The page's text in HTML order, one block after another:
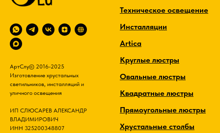
АртСлу© 2016-2025
Изготовление хрустальных
светильников, инсталляций и
уличного освещения
ИП СЛЮСАРЕВ АЛЕКСАНДР
ВЛАДИМИРОВИЧ
ИНН 325200348807
Техническое освещение
Инсталляции
Artica
Круглые люстры
Овальные люстры
Квадратные люстры
Прямоугольные люстры
Хрустальные столбы